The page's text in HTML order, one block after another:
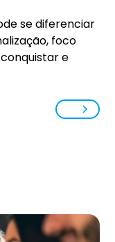
se diferenciar
foco
e